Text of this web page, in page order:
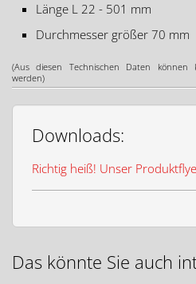
Länge L 22 - 501 mm
Durchmesser größer 70 mm
(Aus diesen Technischen Daten können
werden)
Downloads:
Richtig heiß! Unser
Das könnte Sie auch